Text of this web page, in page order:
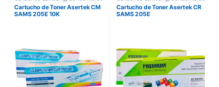
para Impresoras Toner Asertek
Cartucho de Toner Asertek CM
SAMS 205E 10K
para Impresoras Toner Asertek
Cartucho de Toner Asertek CR
SAMS 205E